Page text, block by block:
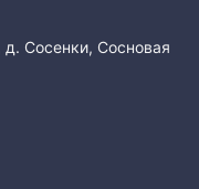
Сосенки, Сосновая